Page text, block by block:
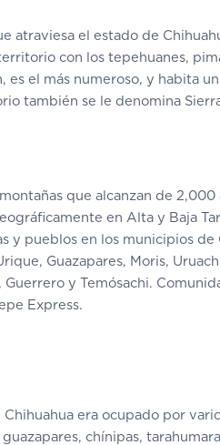
atraviesa el estado de
con los tepehuanes,
el más numeroso, y habita
también se le denomina
que alcanzan de 2,000
en Alta y Baja
y pueblos en los municipios de
Guazapares, Moris,
y Temósachi.
Express.
era ocupado por
chínipas,